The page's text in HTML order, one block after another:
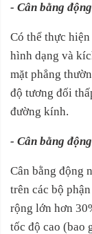
- Cân bằng
Có thể thực
hình dạng và
mặt phẳng
độ tương đối
đường kính.
- Cân bằng
Cân bằng động
trên các bộ
rộng lớn hơn
tốc độ cao (bao